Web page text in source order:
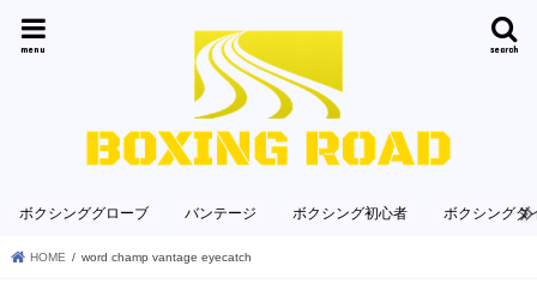
search
menu
ボクシンググローブ バンテージ ボクシング初心者 ボクシングダ
HOME word champ vantage eyecatch